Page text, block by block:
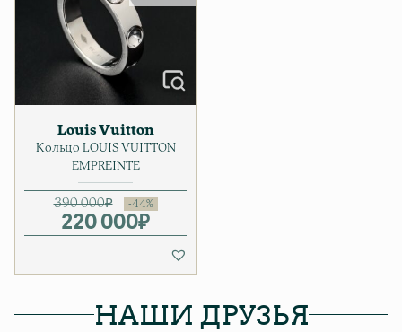
Louis Vuitton
Кольцо LOUIS VUITTON
EMPREINTE
390 000₽
Первоначальная цена
220 000₽
Текущая цена: 220 000₽.
НАШИ ДРУЗЬЯ